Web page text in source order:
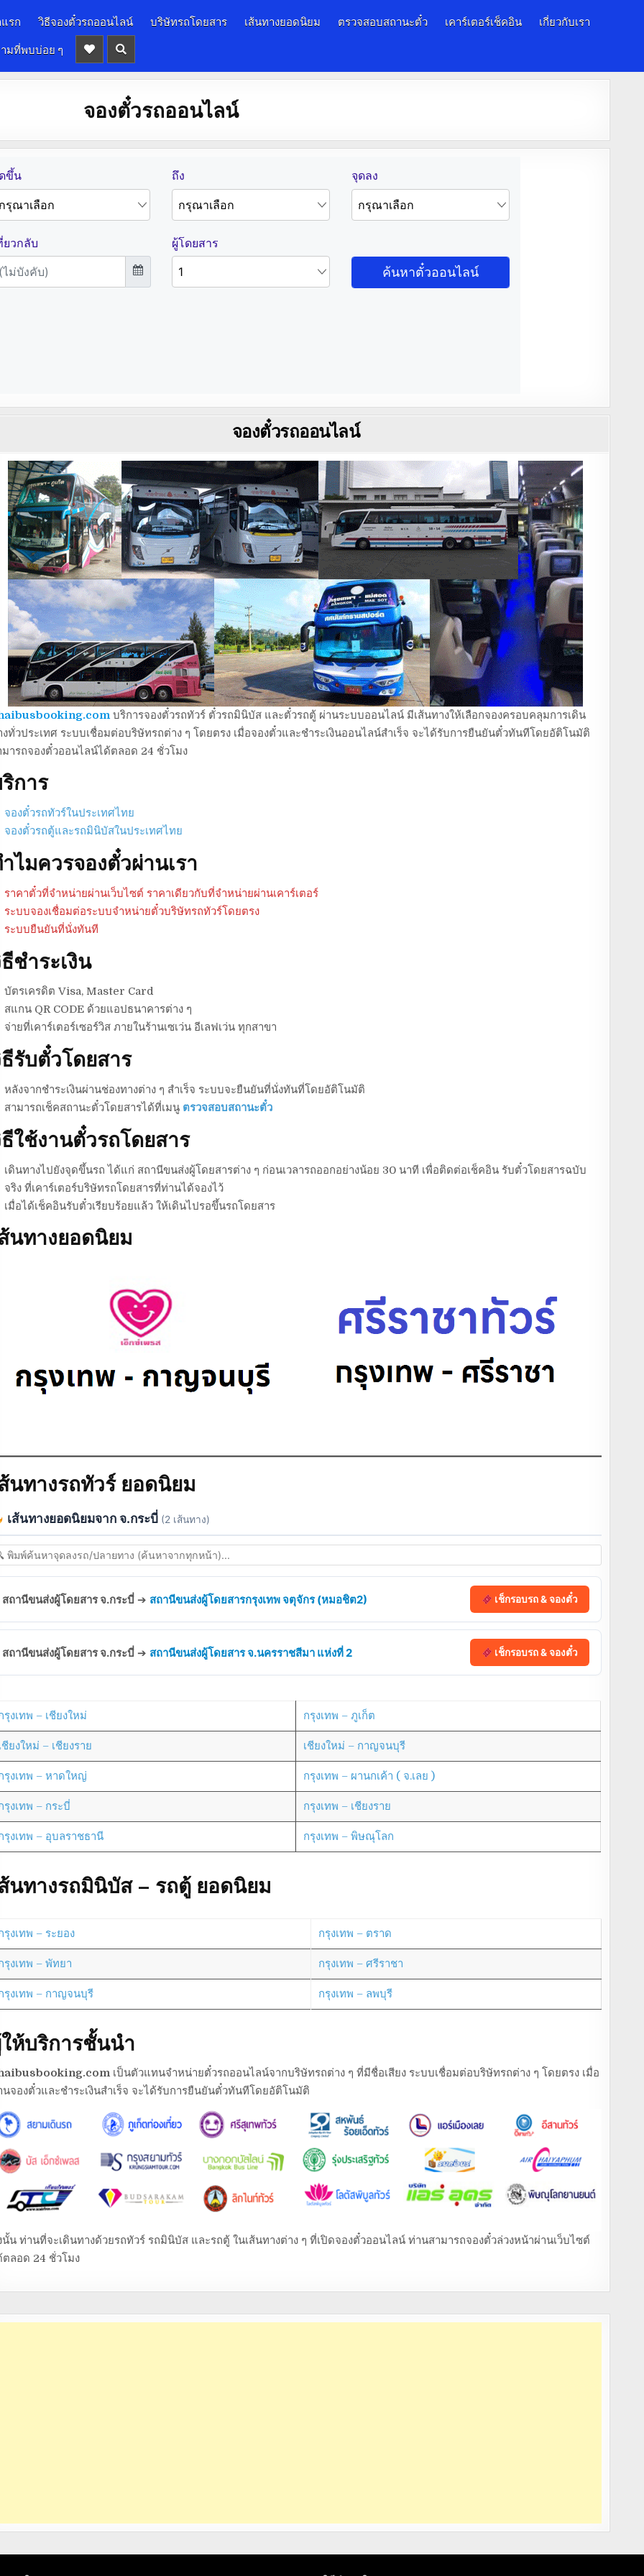
รก วิธีจองตั๋วรถออนไลน์ บริษัทรถโดยสาร เส้นทางยอดนิยม ตรวจสอบสถานะตั๋ว เคาร์เตอร์เช็คอิน
เกี่ยวกับเรา
มที่พบบ่อย ๆ
จองตั๋วรถออนไลน์
จองตั๋วรถออนไลน์
บริการจองตั๋วรถทัวร์ ตั๋วรถมินิบัส และตั๋วรถตู้ ผ่านระบบออนไลน์ มีเส้นทางให้เลือกจองครอบคลุมการเดิน
งทั่วประเทศ ระบบเชื่อมต่อบริษัทรถต่าง ๆ โดยตรง เมื่อจองตั๋วและชำระเงินออนไลน์สำเร็จ จะได้รับการยืนยันตั๋วทันทีโดยอัติโนมัติ
มารถจองตั๋วออนไลน์ได้ตลอด 24 ชั่วโมง
การ
จองตั๋วรถทัวร์ในประเทศไทย
จองตั๋วรถตู้และรถมินิบัสในประเทศไทย
ไมควรจองตั๋วผ่านเรา
ราคาตั๋วที่จำหน่ายผ่านเว็บไซต์ ราคาเดียวกับที่จำหน่ายผ่านเคาร์เตอร์
ระบบจองเชื่อมต่อระบบจำหน่ายตั๋วบริษัทรถทัวร์โดยตรง
ระบบยืนยันที่นั่งทันที
ชำระเงิน
บัตรเครดิต Visa, Master Card
สแกน QR CODE ด้วยแอปธนาคารต่าง ๆ
จ่ายที่เคาร์เตอร์เซอร์วิส ภายในร้านเซเว่น อีเลฟเว่น ทุกสาขา
รับตั๋วโดยสาร
หลังจากชำระเงินผ่านช่องทางต่าง ๆ สำเร็จ ระบบจะยืนยันที่นั่งทันที่โดยอัติโนมัติ
สามารถเช็คสถานะตั๋วโดยสารได้ที่เมนู ตรวจสอบสถานะตั๋ว
ใช้งานตั๋วรถโดยสาร
เดินทางไปยังจุดขึ้นรถ ได้แก่ สถานีขนส่งผู้โดยสารต่าง ๆ ก่อนเวลารถออกอย่างน้อย 30 นาที เพื่อติดต่อเช็คอิน รับตั๋วโดยสารฉบับ
จริง ที่เคาร์เตอร์บริษัทรถโดยสารที่ท่านได้จองไว้
เมื่อได้เช็คอินรับตั๋วเรียบร้อยแล้ว ให้เดินไปรอขึ้นรถโดยสาร
นทางยอดนิยม
นทางรถทัวร์ ยอดนิยม
เส้นทางยอดนิยมจาก จ.กระบี่ (2 เส้นทาง)
สถานีขนส่งผู้โดยสาร จ.กระบี่➔ สถานีขนส่งผู้โดยสารกรุงเทพ จตุจักร (หมอชิต2) เช็กรอบรถ & จองตั๋ว
สถานีขนส่งผู้โดยสาร จ.กระบี่➔ สถานีขนส่งผู้โดยสาร จ.นครราชสีมา แห่งที่ 2 เช็กรอบรถ & จองตั๋ว
รุงเทพ – เชียงใหม่
ชียงใหม่ – เชียงราย
รุงเทพ – หาดใหญ่
รุงเทพ – กระบี่
รุงเทพ – อุบลราชธานี
กรุงเทพ – ภูเก็ต
เชียงใหม่ – กาญจนบุรี
กรุงเทพ – ผานกเค้า ( จ.เลย )
กรุงเทพ – เชียงราย
กรุงเทพ – พิษณุโลก
นทางรถมินิบัส – รถตู้ ยอดนิยม
รุงเทพ – ระยอง กรุงเทพ – ตราด
รุงเทพ – พัทยา กรุงเทพ – ศรีราชา
รุงเทพ – กาญจนบุรี กรุงเทพ – ลพบุรี
ห้บริการชั้นนำ
เป็นตัวแทนจำหน่ายตั๋วรถออนไลน์จากบริษัทรถต่าง ๆ ที่มีชื่อเสียง ระบบเชื่อมต่อบริษัทรถต่าง ๆ โดยตรง เมื่อ
นจองตั๋วและชำระเงินสำเร็จ จะได้รับการยืนยันตั๋วทันทีโดยอัติโนมัติ
นั้น ท่านที่จะเดินทางด้วยรถทัวร์ รถมินิบัส และรถตู้ ในเส้นทางต่าง ๆ ที่เปิดจองตั๋วออนไลน์ ท่านสามารถจองตั๋วล่วงหน้าผ่านเว็บไซต์
ตลอด 24 ชั่วโมง